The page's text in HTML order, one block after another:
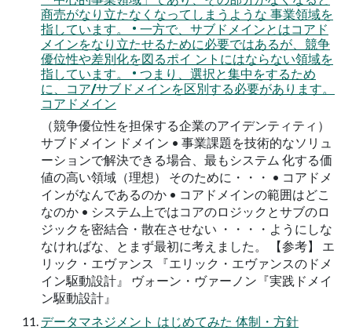
商売がなり立たなくなってしまうような 事業領域を
指しています。 • 一方で、サブドメインとはコアド
メインをなり立たせるために必要ではあるが、競争
優位性や差別化を図るポイ ントにはならない領域を
指しています。 • つまり、選択と集中をするため
に、コア/サブドメインを区別する必要があります。
コアドメイン
（競争優位性を担保する企業のアイデンティティ）
サブドメイン ドメイン • 事業課題を技術的なソリュ
ーションで解決できる場合、最もシステム 化する価
値の高い領域（理想） そのために・・・ • コアドメ
インがなんであるのか • コアドメインの範囲はどこ
なのか • システム上ではコアのロジックとサブのロ
ジックを密結合・散在させない ・・・・ようにしな
なければな、とまず最初に考えました。 【参考】 エ
リック・エヴァンス 『エリック・エヴァンスのドメ
イン駆動設計』 ヴォーン・ヴァーノン『実践ドメイ
ン駆動設計』
データマネジメント はじめてみた 体制・方針